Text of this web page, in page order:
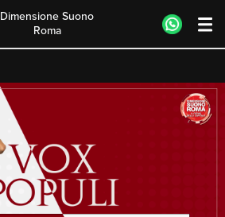
Dimensione Suono
Roma